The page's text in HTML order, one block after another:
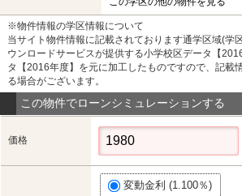
※物件情報の学区情報について
当サイト物件情報に記載されております通学区域(学
ウンロードサービスが提供する小学校区データ【
タ【2016年度】を元に加工したものですので、記載
る場合がございます。
この物件でローンシミュレーションする
価格
変動金利 (1.100％)